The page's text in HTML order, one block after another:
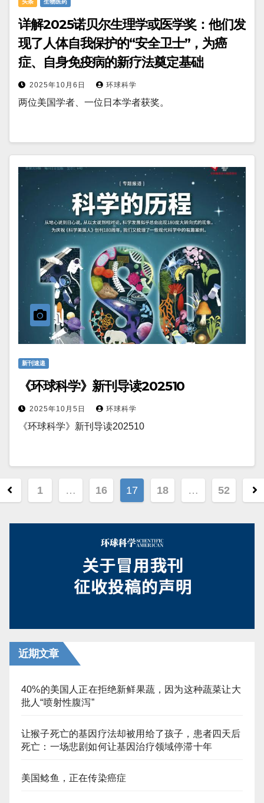
头条 生物医药
详解2025诺贝尔生理学或医学奖：他们发
现了人体自我保护的“安全卫士”，为癌
症、自身免疫病的新疗法奠定基础
2025年10月6日 环球科学
两位美国学者、一位日本学者获奖。
新刊速递
《环球科学》新刊导读202510
2025年10月5日 环球科学
《环球科学》新刊导读202510
1 … 16 17 18 … 52
近期文章
40%的美国人正在拒绝新鲜果蔬，因为这种蔬菜让大
批人“喷射性腹泻”
让猴子死亡的基因疗法却被用给了孩子，患者四天后
死亡：一场悲剧如何让基因治疗领域停滞十年
美国鲶鱼，正在传染癌症